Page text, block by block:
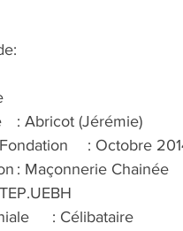
Lieu de Naissance	: Abricot (Jérémie)
Date d’entrer a la Fondation	: Octobre
Filière de Formation	: Maçonnerie Chainée
travail	: STEP.UEBH
Situation Matrimoniale	: Célibataire